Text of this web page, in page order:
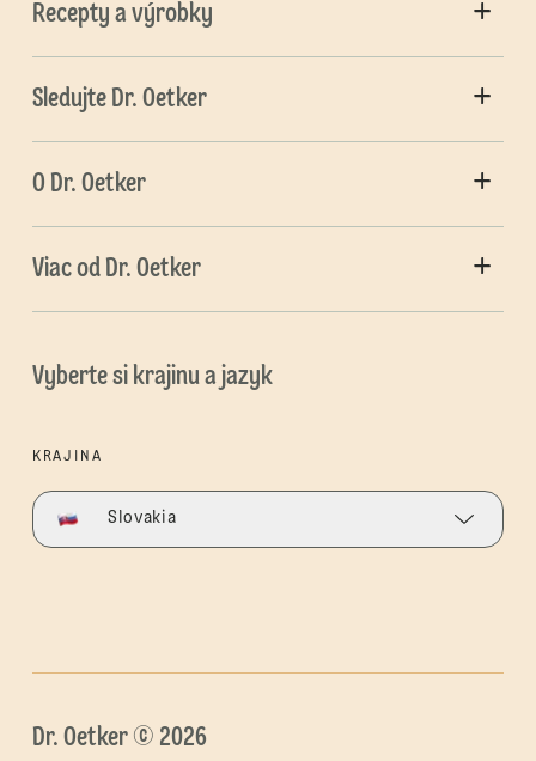
Recepty a výrobky
Sledujte Dr. Oetker
O Dr. Oetker
Viac od Dr. Oetker
Vyberte si krajinu a jazyk
KRAJINA
Slovakia
Dr. Oetker © 2026